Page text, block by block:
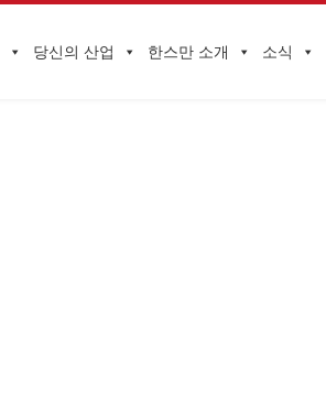
당신의 산업 한스만 소개 소식